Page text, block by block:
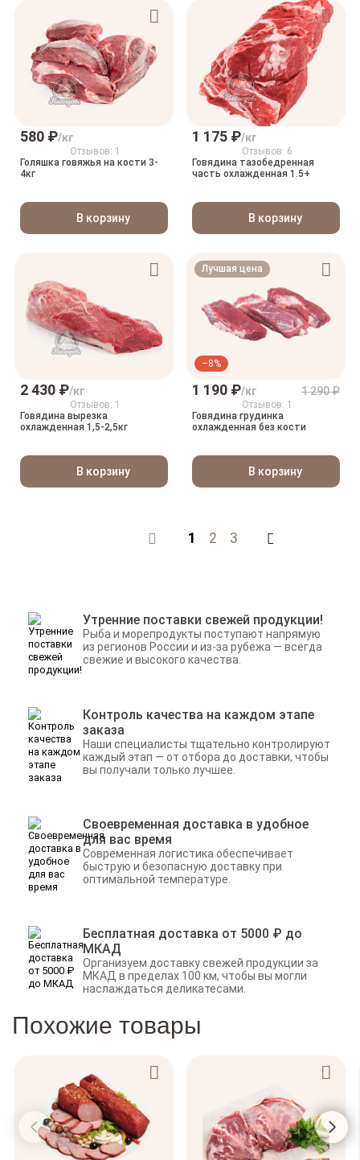
580 ₽/кг
Отзывов: 1
Голяшка говяжья на кости 3-
4кг
В корзину
1 175 ₽/кг
Отзывов: 6
Говядина тазобедренная
часть охлажденная 1.5+
В корзину
2 430 ₽/кг
Отзывов: 1
Говядина вырезка
охлажденная 1,5-2,5кг
В корзину
Лучшая цена
–8%
1 190 ₽/кг 1 290 ₽
Отзывов: 1
Говядина грудинка
охлажденная без кости
В корзину
Назад
1 2 3
Утренние поставки свежей продукции!
Рыба и морепродукты поступают напрямую
из регионов России и из-за рубежа — всегда
свежие и высокого качества.
Контроль качества на каждом этапе
заказа
Наши специалисты тщательно контролируют
каждый этап — от отбора до доставки, чтобы
вы получали только лучшее.
Своевременная доставка в удобное
для вас время
Современная логистика обеспечивает
быструю и безопасную доставку при
оптимальной температуре.
Бесплатная доставка от 5000 ₽ до
МКАД
Организуем доставку свежей продукции за
МКАД в пределах 100 км, чтобы вы могли
наслаждаться деликатесами.
Похожие товары